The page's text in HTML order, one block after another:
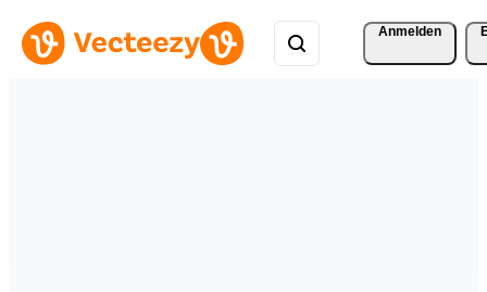
Anmelden